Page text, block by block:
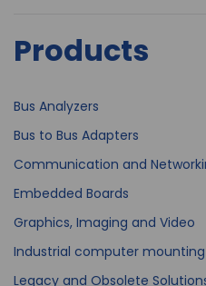
Products
Bus Analyzers
Bus to Bus Adapters
Communication and
Embedded Boards
Graphics, Imaging and Video
Industrial computer
Legacy and Obsolete